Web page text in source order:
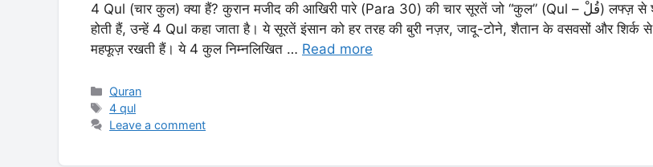
4 Qul (चार कुल) क्या हैं? कुरान मजीद की आखिरी पारे (Para 30) की चार सूरतें जो “कुल” (Qul – قُلْ) लफ्ज़ से शुरू
होती हैं, उन्हें 4 Qul कहा जाता है। ये सूरतें इंसान को हर तरह की बुरी नज़र, जादू-टोने, शैतान के वसवसों और शिर्क से
महफूज़ रखती हैं। ये 4 कुल निम्नलिखित … Read more
Categories
Quran
Tags
4 qul
Leave a comment